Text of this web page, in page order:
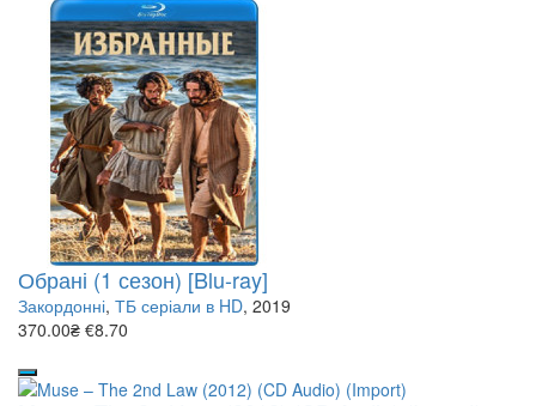
Обрані (1 сезон) [Blu-ray]
Закордонні, ТБ серіали в HD, 2019
370.00₴ €8.70